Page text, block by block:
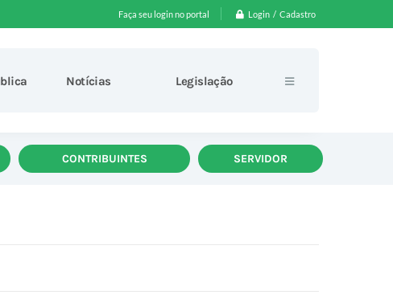
Faça seu login no portal Login / Cadastro
Notícias Legislação
CONTRIBUINTES SERVIDOR